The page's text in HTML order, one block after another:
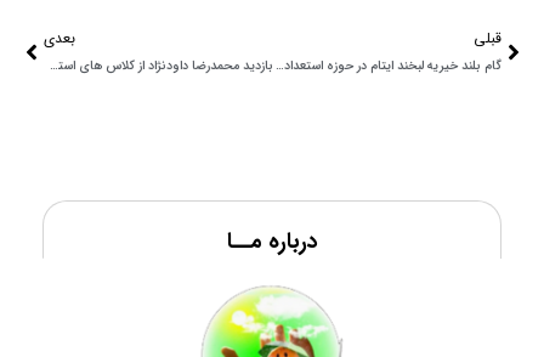
قبلی
گام بلند خیریه لبخند ایتام در حوزه استعدادیابی با راه اندازی لبخندفیلم
بعدی
بازدید محمدرضا داودنژاد از کلاس های استعدادیابی موسسه خیریه لبخند ایتام
درباره مــا